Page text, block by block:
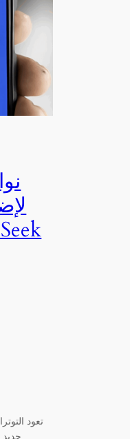
تعود